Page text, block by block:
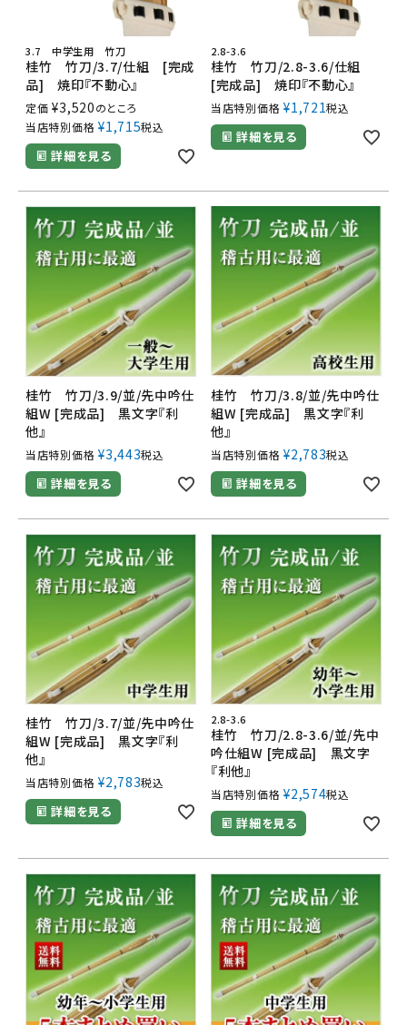
3.7 中学生用 竹刀
桂竹 竹刀/3.7/仕組 [完成
品] 焼印『不動心』
定価 ¥3,520のところ
当店特別価格 ¥1,715税込
詳細を見る
2.8-3.6
桂竹 竹刀/2.8-3.6/仕組
[完成品] 焼印『不動心』
当店特別価格 ¥1,721税込
詳細を見る
桂竹 竹刀/3.9/並/先中吟仕
組W [完成品] 黒文字『利
他』
当店特別価格 ¥3,443税込
詳細を見る
桂竹 竹刀/3.8/並/先中吟仕
組W [完成品] 黒文字『利
他』
当店特別価格 ¥2,783税込
詳細を見る
桂竹 竹刀/3.7/並/先中吟仕
組W [完成品] 黒文字『利
他』
当店特別価格 ¥2,783税込
詳細を見る
2.8-3.6
桂竹 竹刀/2.8-3.6/並/先中
吟仕組W [完成品] 黒文字
『利他』
当店特別価格 ¥2,574税込
詳細を見る